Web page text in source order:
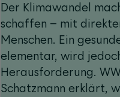
Der Klimawandel
schaffen – mit
Menschen. Ein
elementar, wird
Herausforderung.
Schatzmann erklärt,